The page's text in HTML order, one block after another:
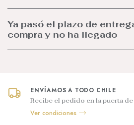
Ya pasó el plazo de
compra y no ha llegado
ENVÍAMOS A TODO CHILE
Recibe el pedido en la puerta
Ver condiciones